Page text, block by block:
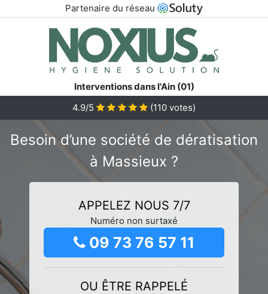
Partenaire du réseau
Interventions dans l'Ain (01)
4.9/5
(110 votes)
Besoin d’une société de dératisation
à Massieux ?
APPELEZ NOUS 7/7
Numéro non surtaxé
09 73 76 57 11
OU ÊTRE RAPPELÉ